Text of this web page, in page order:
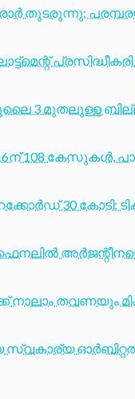
തുടരുന്നു;
ജൂലൈ 3 മുതലുള്ള
108 കേസുകൾ,
30 കോടി;
നാലാം തവണയും
ഓർബിറ്റൽ